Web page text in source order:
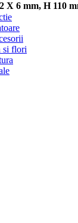
si flori
X 6 mm, H 110